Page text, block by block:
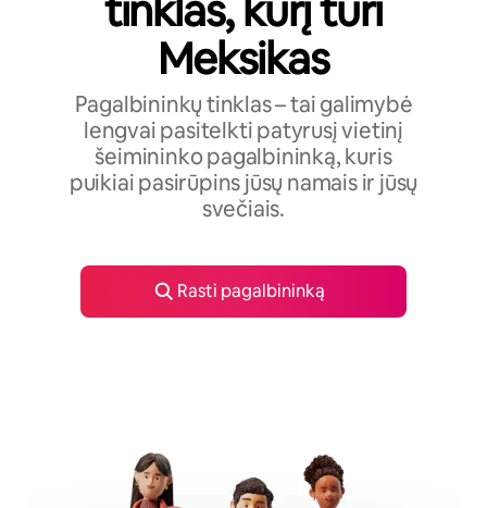
Meksikas
Pagalbininkų tinklas – tai galimybė
lengvai pasitelkti patyrusį vietinį
šeimininko pagalbininką, kuris
puikiai pasirūpins jūsų namais ir jūsų
svečiais.
Rasti pagalbininką